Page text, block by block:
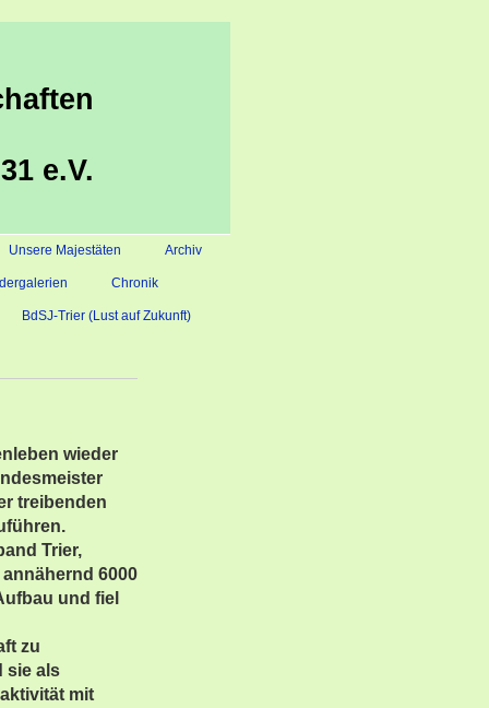
e.V.
Unsere Majestäten Archiv
Chronik
BdSJ-Trier (Lust auf Zukunft)
wieder
treibenden
Trier,
6000
und fiel
zu
sie als
mit